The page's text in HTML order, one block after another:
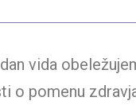
vida
o pomenu